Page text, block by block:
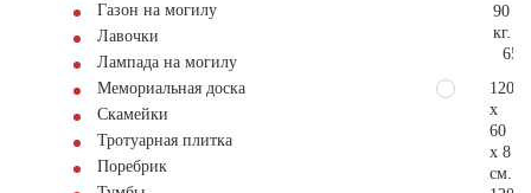
Газон на могилу
Лавочки
Лампада на могилу
Мемориальная доска
Скамейки
Тротуарная плитка
Поребрик
90
кг.
120
x
60
x 8
см.